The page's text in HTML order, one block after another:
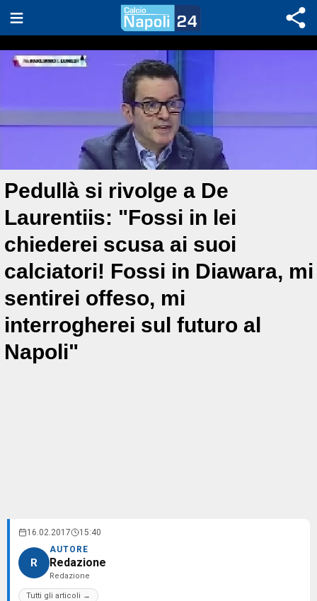
Pedullà si rivolge a De
Laurentiis: "Fossi in lei
chiederei scusa ai suoi
calciatori! Fossi in Diawara, mi
sentirei offeso, mi
interrogherei sul futuro al
Napoli"
16.02.2017 15:40
R
AUTORE
Redazione
Redazione
Tutti gli articoli →